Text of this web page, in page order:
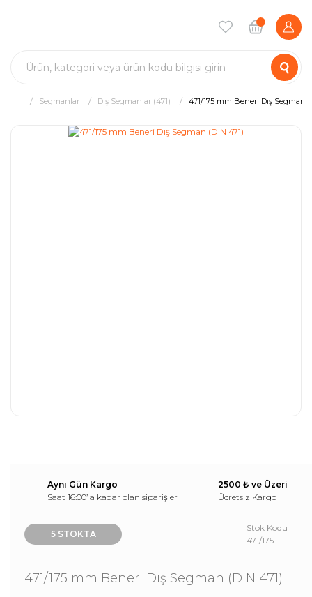
Segmanlar Dış Segmanlar (471) 471/175 mm Beneri Dış Segman
Aynı Gün Kargo
Saat 16:00’ a kadar olan siparişler
2500 ₺ ve Üzeri
Ücretsiz Kargo
5 STOKTA
Stok Kodu
471/175
471/175 mm Beneri Dış Segman (DIN 471)